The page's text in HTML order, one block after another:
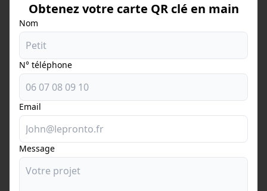
Obtenez votre carte QR clé en main
Nom
N° téléphone
Email
Message